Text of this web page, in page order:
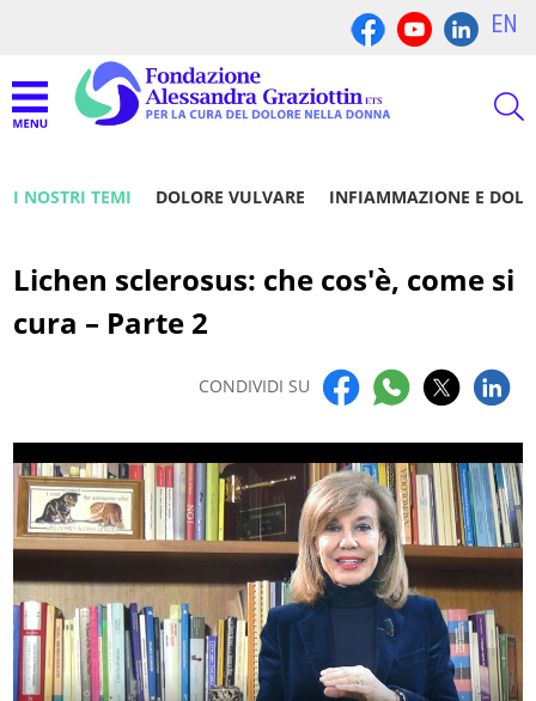
EN
I NOSTRI TEMI DOLORE VULVARE INFIAMMAZIONE E
Lichen sclerosus: che cos'è, come si
cura – Parte 2
CONDIVIDI SU